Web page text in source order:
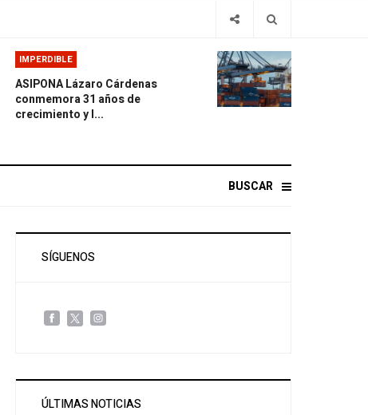
IMPERDIBLE
ASIPONA Lázaro Cárdenas
conmemora 31 años de
crecimiento y l...
BUSCAR
SÍGUENOS
ÚLTIMAS NOTICIAS